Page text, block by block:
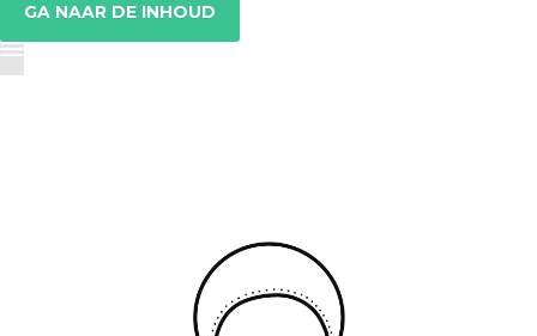
GA NAAR DE INHOUD